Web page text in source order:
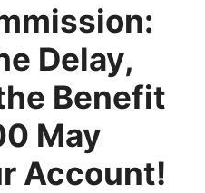
Delay,
Benefit
May
Account!